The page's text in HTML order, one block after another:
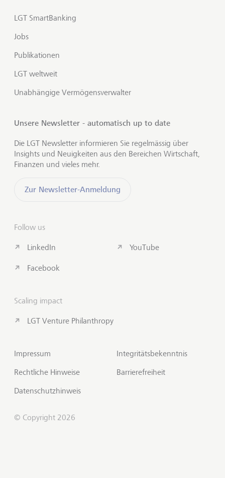
LGT SmartBanking
Jobs
Publikationen
LGT weltweit
Unabhängige Vermögensverwalter
Unsere Newsletter - automatisch up to date
Die LGT Newsletter informieren Sie regelmässig über
Insights und Neuigkeiten aus den Bereichen Wirtschaft,
Finanzen und vieles mehr.
Zur Newsletter-Anmeldung
Follow us
LinkedIn
Facebook
YouTube
Scaling impact
LGT Venture Philanthropy
Impressum
Rechtliche Hinweise
Datenschutzhinweis
Integritätsbekenntnis
Barrierefreiheit
© Copyright 2026